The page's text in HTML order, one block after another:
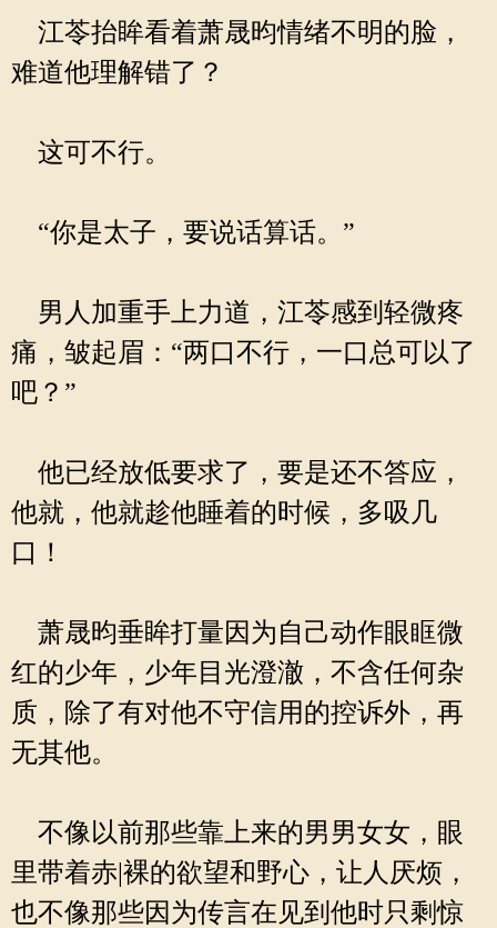
江苓抬眸看着萧晟昀情绪不明的脸，
难道他理解错了？
这可不行。
“你是太子，要说话算话。”
男人加重手上力道，江苓感到轻微疼
痛，皱起眉：“两口不行，一口总可以了
吧？”
他已经放低要求了，要是还不答应，
他就，他就趁他睡着的时候，多吸几
口！
萧晟昀垂眸打量因为自己动作眼眶微
红的少年，少年目光澄澈，不含任何杂
质，除了有对他不守信用的控诉外，再
无其他。
不像以前那些靠上来的男男女女，眼
里带着赤|裸的欲望和野心，让人厌烦，
也不像那些因为传言在见到他时只剩惊